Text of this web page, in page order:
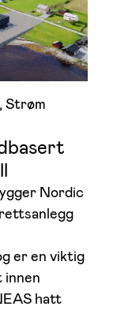
, Strøm
Nordic
er en viktig
innen
hatt